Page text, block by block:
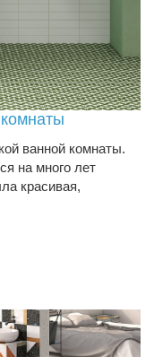
ванной комнаты.
на много лет
красивая,